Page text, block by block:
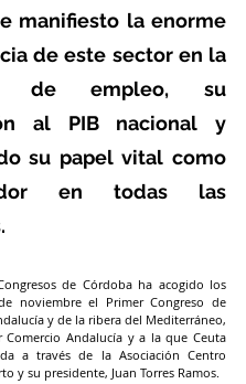
manifiesto la enorme
de este sector en la
de empleo, su
al PIB nacional y
su papel vital como
en todas las
de Córdoba ha acogido los
noviembre el Primer Congreso de
y de la ribera del Mediterráneo,
Comercio Andalucía y a la que Ceuta
a través de la Asociación Centro
y su presidente, Juan Torres Ramos.